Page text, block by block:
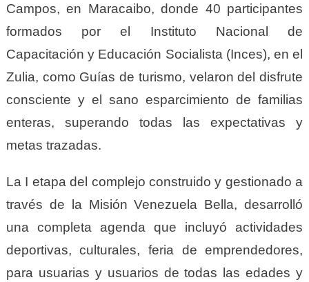
Campos, en Maracaibo, donde 40 participantes
formados por el Instituto Nacional de
Capacitación y Educación Socialista (Inces), en el
Zulia, como Guías de turismo, velaron del disfrute
consciente y el sano esparcimiento de familias
enteras, superando todas las expectativas y
metas trazadas.
La I etapa del complejo construido y gestionado a
través de la Misión Venezuela Bella, desarrolló
una completa agenda que incluyó actividades
deportivas, culturales, feria de emprendedores,
para usuarias y usuarios de todas las edades y